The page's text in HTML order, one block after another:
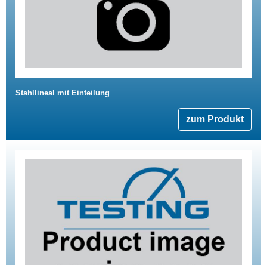
Stahllineal mit Einteilung
zum Produkt